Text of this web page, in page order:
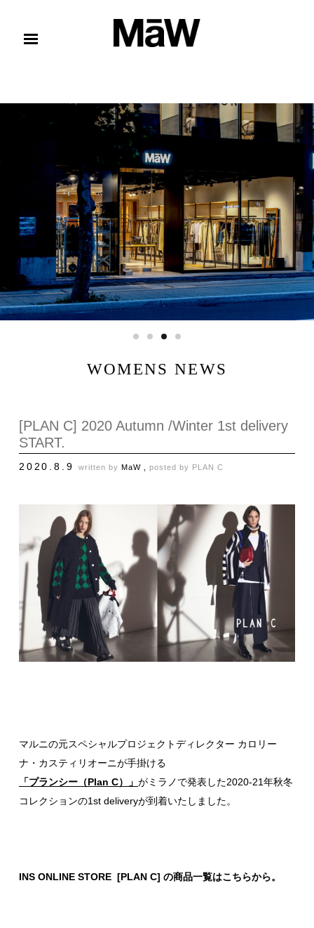
WOMENS NEWS
[PLAN C] 2020 Autumn /Winter 1st delivery
START.
2020.8.9written byMaW ,posted by PLAN C
マルニの元スペシャルプロジェクトディレクター カロリー
ナ・カスティリオーニが手掛ける
「プランシー（Plan C）」 がミラノで発表した2020-21年秋冬
コレクションの1st deliveryが到着いたしました。
INS ONLINE STORE [PLAN C] の商品一覧はこちらから。